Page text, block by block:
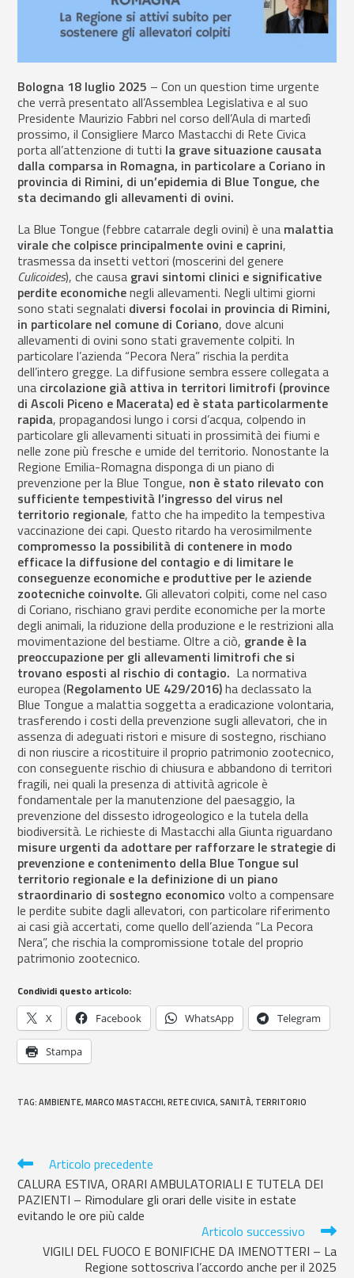
Bologna 18 luglio 2025 – Con un question time urgente
che verrà presentato all’Assemblea Legislativa e al suo
Presidente Maurizio Fabbri nel corso dell’Aula di martedì
prossimo, il Consigliere Marco Mastacchi di Rete Civica
porta all’attenzione di tutti la grave situazione causata
dalla comparsa in Romagna, in particolare a Coriano in
provincia di Rimini, di un’epidemia di Blue Tongue, che
sta decimando gli allevamenti di ovini.
La Blue Tongue (febbre catarrale degli ovini) è una malattia
virale che colpisce principalmente ovini e caprini,
trasmessa da insetti vettori (moscerini del genere
Culicoides), che causa gravi sintomi clinici e significative
perdite economichenegli allevamenti. Negli ultimi giorni
sono stati segnalati diversi focolai in provincia di Rimini,
in particolare nel comune di Coriano, dove alcuni
allevamenti di ovini sono stati gravemente colpiti. In
particolare l’azienda “Pecora Nera” rischia la perdita
dell’intero gregge. La diffusione sembra essere collegata a
una circolazione già attiva in territori limitrofi (province
di Ascoli Piceno e Macerata) ed è stata particolarmente
rapida, propagandosi lungo i corsi d’acqua, colpendo in
particolare gli allevamenti situati in prossimità dei fiumi e
nelle zone più fresche e umide del territorio. Nonostante la
Regione Emilia-Romagna disponga di un piano di
prevenzione per la Blue Tongue, non è stato rilevato con
sufficiente tempestività l’ingresso del virus nel
territorio regionale, fatto che ha impedito la tempestiva
vaccinazione dei capi. Questo ritardo ha verosimilmente
compromesso la possibilità di contenere in modo
efficace la diffusione del contagio e di limitare le
conseguenze economiche e produttive per le aziende
zootecniche coinvolte. Gli allevatori colpiti, come nel caso
di Coriano, rischiano gravi perdite economiche per la morte
degli animali, la riduzione della produzione e le restrizioni alla
movimentazione del bestiame. Oltre a ciò, grande è la
preoccupazione per gli allevamenti limitrofi che si
trovano esposti al rischio di contagio. La normativa
europea (Regolamento UE 429/2016)ha declassato la
Blue Tongue a malattia soggetta a eradicazione volontaria,
trasferendo i costi della prevenzione sugli allevatori, che in
assenza di adeguati ristori e misure di sostegno, rischiano
di non riuscire a ricostituire il proprio patrimonio zootecnico,
con conseguente rischio di chiusura e abbandono di territori
fragili, nei quali la presenza di attività agricole è
fondamentale per la manutenzione del paesaggio, la
prevenzione del dissesto idrogeologico e la tutela della
biodiversità. Le richieste di Mastacchi alla Giunta riguardano
misure urgenti da adottare per rafforzare le strategie di
prevenzione e contenimento della Blue Tongue sul
territorio regionale e la definizione di un piano
straordinario di sostegno economicovolto a compensare
le perdite subite dagli allevatori, con particolare riferimento
ai casi già accertati, come quello dell’azienda “La Pecora
Nera”, che rischia la compromissione totale del proprio
patrimonio zootecnico.
Condividi questo articolo:
X Facebook WhatsApp Telegram
Stampa
TAG:AMBIENTE, MARCO MASTACCHI, RETE CIVICA, SANITÀ, TERRITORIO
Articolo precedente
CALURA ESTIVA, ORARI AMBULATORIALI E TUTELA DEI
PAZIENTI – Rimodulare gli orari delle visite in estate
evitando le ore più calde
Articolo successivo
VIGILI DEL FUOCO E BONIFICHE DA IMENOTTERI – La
Regione sottoscriva l’accordo anche per il 2025